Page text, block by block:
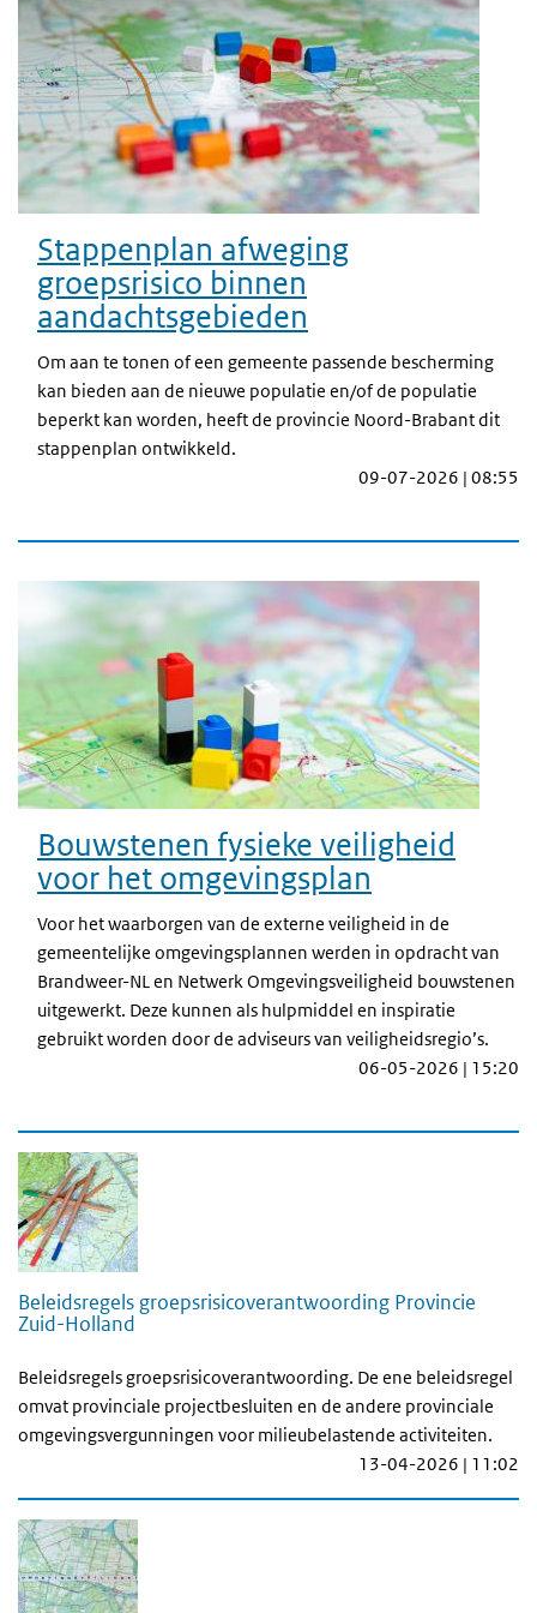
Stappenplan afweging
groepsrisico binnen
aandachtsgebieden
Om aan te tonen of een gemeente passende bescherming
kan bieden aan de nieuwe populatie en/of de populatie
beperkt kan worden, heeft de provincie Noord-Brabant dit
stappenplan ontwikkeld.
09-07-2026 | 08:55
Bouwstenen fysieke veiligheid
voor het omgevingsplan
Voor het waarborgen van de externe veiligheid in de
gemeentelijke omgevingsplannen werden in opdracht van
Brandweer-NL en Netwerk Omgevingsveiligheid bouwstenen
uitgewerkt. Deze kunnen als hulpmiddel en inspiratie
gebruikt worden door de adviseurs van veiligheidsregio’s.
06-05-2026 | 15:20
Beleidsregels groepsrisicoverantwoording Provincie
Zuid-Holland
Beleidsregels groepsrisicoverantwoording. De ene beleidsregel
omvat provinciale projectbesluiten en de andere provinciale
omgevingsvergunningen voor milieubelastende activiteiten.
13-04-2026 | 11:02